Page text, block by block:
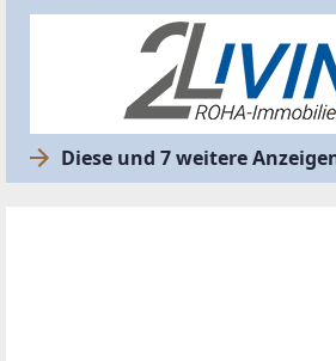
Diese und 7 weitere